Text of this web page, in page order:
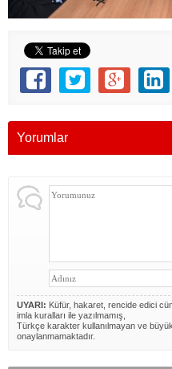
Yorumlar
UYARI: Küfür, hakaret, rencide edici
imla kuralları ile yazılmamış,
Türkçe karakter kullanılmayan ve
onaylanmamaktadır.